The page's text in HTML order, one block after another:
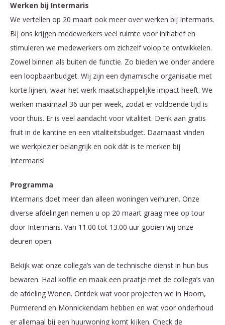
Werken bij Intermaris
We vertellen op 20 maart ook meer over werken bij Intermaris.
Bij ons krijgen medewerkers veel ruimte voor initiatief en
stimuleren we medewerkers om zichzelf volop te ontwikkelen.
Zowel binnen als buiten de functie. Zo bieden we onder andere
een loopbaanbudget. Wij zijn een dynamische organisatie met
korte lijnen, waar het werk maatschappelijke impact heeft. We
werken maximaal 36 uur per week, zodat er voldoende tijd is
voor thuis. Er is veel aandacht voor vitaliteit. Denk aan gratis
fruit in de kantine en een vitaliteitsbudget. Daarnaast vinden
we werkplezier belangrijk en ook dát is te merken bij
Intermaris!
Programma
Intermaris doet meer dan alleen woningen verhuren. Onze
diverse afdelingen nemen u op 20 maart graag mee op tour
door Intermaris. Van 11.00 tot 13.00 uur gooien wij onze
deuren open.
Bekijk wat onze collega’s van de technische dienst in hun bus
bewaren. Haal koffie en maak een praatje met de collega’s van
de afdeling Wonen. Ontdek wat voor projecten we in Hoorn,
Purmerend en Monnickendam hebben en wat voor onderhoud
er allemaal bij een huurwoning komt kijken. Check de